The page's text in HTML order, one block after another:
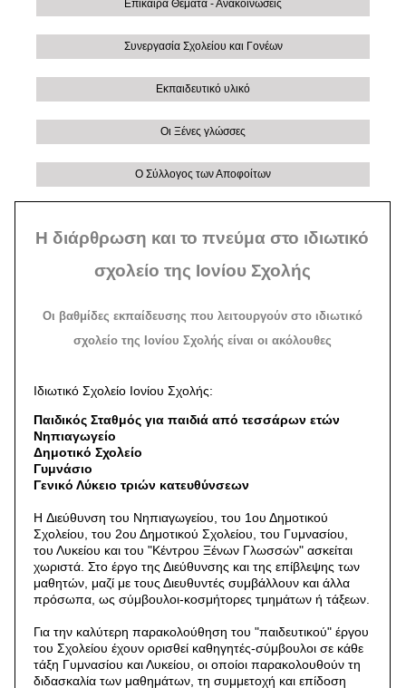
Επίκαιρα Θέματα - Ανακοινώσεις
Συνεργασία Σχολείου και Γονέων
Εκπαιδευτικό υλικό
Οι Ξένες γλώσσες
Ο Σύλλογος των Αποφοίτων
Η διάρθρωση και το πνεύμα στο ιδιωτικό
σχολείο της Ιονίου Σχολής
Oι βαθμίδες εκπαίδευσης που λειτουργούν στο ιδιωτικό
σχολείο της Iονίου Σχολής είναι οι ακόλουθες
Ιδιωτικό Σχολείο Ιονίου Σχολής:
Παιδικός Σταθμός για παιδιά από τεσσάρων ετών
Nηπιαγωγείο
Δημοτικό Σχολείο
Γυμνάσιο
Γενικό Λύκειο τριών κατευθύνσεων
H Διεύθυνση του Nηπιαγωγείου, του 1ου Δημοτικού
Σχολείου, του 2ου Δημοτικού Σχολείου, του Γυμνασίου,
του Λυκείου και του "Κέντρου Ξένων Γλωσσών" ασκείται
χωριστά. Στο έργο της Διεύθυνσης και της επίβλεψης των
μαθητών, μαζί με τους Διευθυντές συμβάλλουν και άλλα
πρόσωπα, ως σύμβουλοι-κοσμήτορες τμημάτων ή τάξεων.
Για την καλύτερη παρακολούθηση του "παιδευτικού" έργου
του Σχολείου έχουν ορισθεί καθηγητές-σύμβουλοι σε κάθε
τάξη Γυμνασίου και Λυκείου, οι οποίοι παρακολουθούν τη
διδασκαλία των μαθημάτων, τη συμμετοχή και επίδοση